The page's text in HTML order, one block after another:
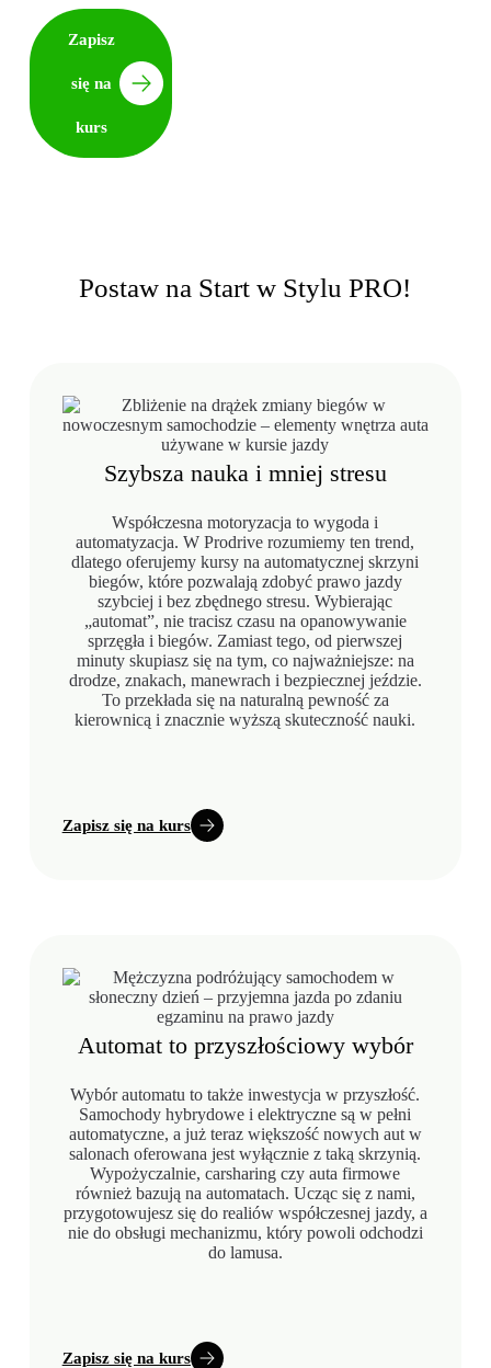
Zapisz
się na
kurs
Postaw na Start w Stylu PRO!
Szybsza nauka i mniej stresu
Współczesna motoryzacja to wygoda i
automatyzacja. W Prodrive rozumiemy ten trend,
dlatego oferujemy kursy na automatycznej skrzyni
biegów, które pozwalają zdobyć prawo jazdy
szybciej i bez zbędnego stresu. Wybierając
„automat”, nie tracisz czasu na opanowywanie
sprzęgła i biegów. Zamiast tego, od pierwszej
minuty skupiasz się na tym, co najważniejsze: na
drodze, znakach, manewrach i bezpiecznej jeździe.
To przekłada się na naturalną pewność za
kierownicą i znacznie wyższą skuteczność nauki.
Zapisz się na kurs
Automat to przyszłościowy wybór
Wybór automatu to także inwestycja w przyszłość.
Samochody hybrydowe i elektryczne są w pełni
automatyczne, a już teraz większość nowych aut w
salonach oferowana jest wyłącznie z taką skrzynią.
Wypożyczalnie, carsharing czy auta firmowe
również bazują na automatach. Ucząc się z nami,
przygotowujesz się do realiów współczesnej jazdy, a
nie do obsługi mechanizmu, który powoli odchodzi
do lamusa.
Zapisz się na kurs